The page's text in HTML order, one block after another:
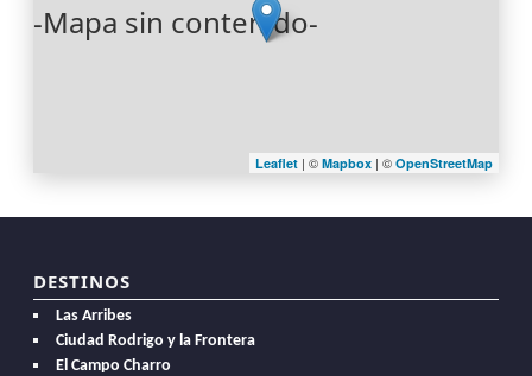
-Mapa sin contenido-
Leaflet| © Mapbox | © OpenStreetMap
DESTINOS
Las Arribes
Ciudad Rodrigo y la Frontera
El Campo Charro